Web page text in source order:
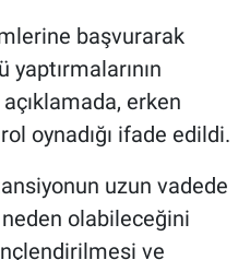
başvurarak
erken
oynadığı ifade edildi.
uzun vadede
olabileceğini
ve